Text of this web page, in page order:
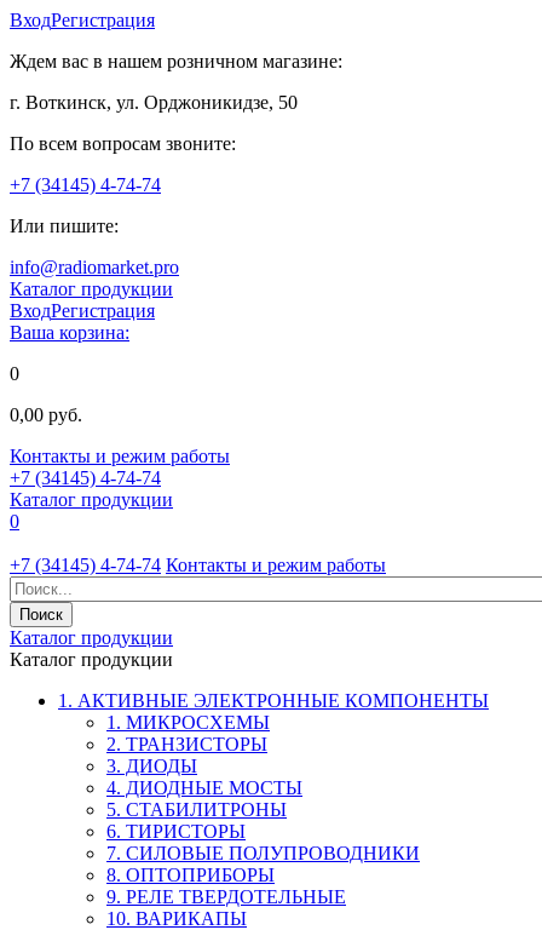
ВходРегистрация
Ждем вас в нашем розничном магазине:
г. Воткинск, ул. Орджоникидзе, 50
По всем вопросам звоните:
+7 (34145) 4-74-74
Или пишите:
info@radiomarket.pro
Каталог продукции
ВходРегистрация
Ваша корзина:
0
0,00 руб.
Контакты и режим работы
+7 (34145) 4-74-74
Каталог продукции
0
+7 (34145) 4-74-74 Контакты и режим работы
Каталог продукции
Каталог продукции
1. АКТИВНЫЕ ЭЛЕКТРОННЫЕ КОМПОНЕНТЫ
1. МИКРОСХЕМЫ
2. ТРАНЗИСТОРЫ
3. ДИОДЫ
4. ДИОДНЫЕ МОСТЫ
5. СТАБИЛИТРОНЫ
6. ТИРИСТОРЫ
7. СИЛОВЫЕ ПОЛУПРОВОДНИКИ
8. ОПТОПРИБОРЫ
9. РЕЛЕ ТВЕРДОТЕЛЬНЫЕ
10. ВАРИКАПЫ